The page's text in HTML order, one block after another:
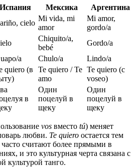
Испания Мексика
Аргентина
cielo
Mi vida, mi
amor
Mi amor,
gordo/a
Chiquito/a,
bebé
Gordo/a
a Chulo/a
Lindo/a
quiero (в
Te quiero / Te
amo
Te quiero (с
voseo)
в
Один
поцелуй в
щеку
Один
поцелуй в
щеку
vos вместо tú) меняет
любви. Te quiero остается тем
считают более прямыми в
и это культурная черта связана с
культурой танго.